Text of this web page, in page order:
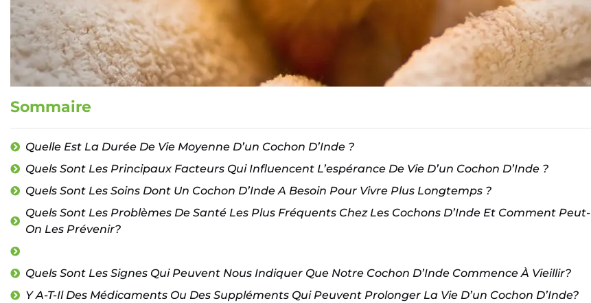
Sommaire
Quelle Est La Durée De Vie Moyenne D’un Cochon D’Inde ?
Quels Sont Les Principaux Facteurs Qui Influencent L’espérance De Vie D’un Cochon D’Inde ?
Quels Sont Les Soins Dont Un Cochon D’Inde A Besoin Pour Vivre Plus Longtemps ?
Quels Sont Les Problèmes De Santé Les Plus Fréquents Chez Les Cochons D’Inde Et Comment Peut-
On Les Prévenir?
Quels Sont Les Signes Qui Peuvent Nous Indiquer Que Notre Cochon D’Inde Commence À Vieillir?
Y A-T-Il Des Médicaments Ou Des Suppléments Qui Peuvent Prolonger La Vie D’un Cochon D’Inde?